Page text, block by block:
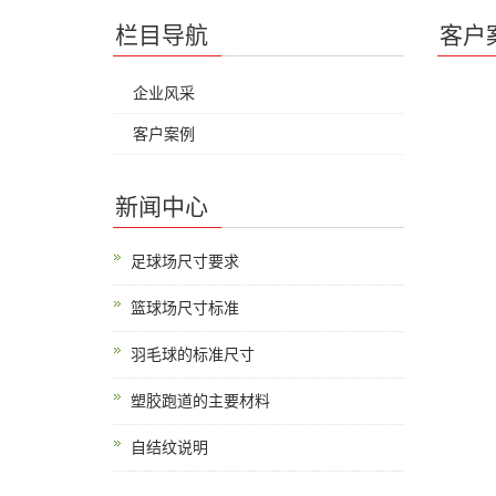
客户
栏目导航
企业风采
客户案例
新闻中心
足球场尺寸要求
篮球场尺寸标准
羽毛球的标准尺寸
塑胶跑道的主要材料
自结纹说明